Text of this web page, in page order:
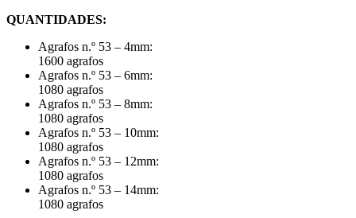
QUANTIDADES:
Agrafos n.º 53 – 4mm:
1600 agrafos
Agrafos n.º 53 – 6mm:
1080 agrafos
Agrafos n.º 53 – 8mm:
1080 agrafos
Agrafos n.º 53 – 10mm:
1080 agrafos
Agrafos n.º 53 – 12mm:
1080 agrafos
Agrafos n.º 53 – 14mm:
1080 agrafos